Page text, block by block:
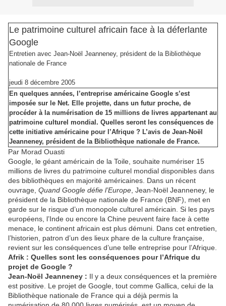
Le patrimoine culturel africain face à la déferlante
Google
Entretien avec Jean-Noël Jeanneney, président de la Bibliothèque
nationale de France
jeudi 8 décembre 2005
En quelques années, l’entreprise américaine Google s’est
imposée sur le Net. Elle projette, dans un futur proche, de
procéder à la numérisation de 15 millions de livres appartenant au
patrimoine culturel mondial. Quelles seront les conséquences de
cette initiative américaine pour l’Afrique ? L’avis de Jean-Noël
Jeanneney, président de la Bibliothèque nationale de France.
Par Morad Ouasti
Google, le géant américain de la Toile, souhaite numériser 15
millions de livres du patrimoine culturel mondial disponibles dans
des bibliothèques en majorité américaines. Dans un récent
ouvrage, Quand Google défie l’Europe , Jean-Noël Jeanneney, le
président de la Bibliothèque nationale de France (BNF), met en
garde sur le risque d’un monopole culturel américain. Si les pays
européens, l’Inde ou encore la Chine peuvent faire face à cette
menace, le continent africain est plus démuni. Dans cet entretien,
l’historien, patron d’un des lieux phare de la culture française,
revient sur les conséquences d’une telle entreprise pour l’Afrique.
Afrik : Quelles sont les conséquences pour l’Afrique du
projet de Google ?
Jean-Noël Jeanneney : Il y a deux conséquences et la première
est positive. Le projet de Google, tout comme Gallica, celui de la
Bibliothèque nationale de France qui a déjà permis la